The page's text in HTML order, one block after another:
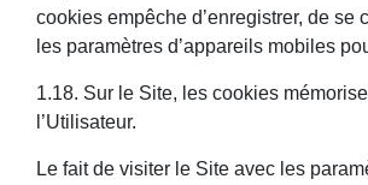
cookies empêche d’enregistrer, de
les paramètres d’appareils mobiles
1.18. Sur le Site, les cookies
l’Utilisateur.
Le fait de visiter le Site avec les